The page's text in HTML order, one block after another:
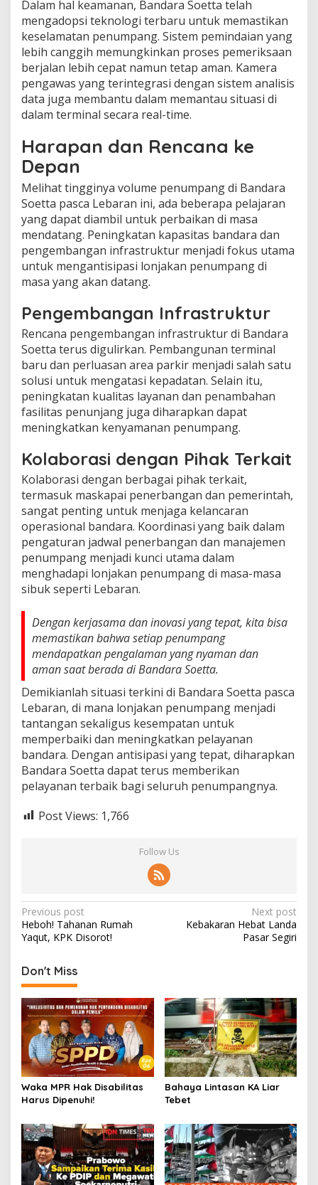
Dalam hal keamanan, Bandara Soetta telah
mengadopsi teknologi terbaru untuk memastikan
keselamatan penumpang. Sistem pemindaian yang
lebih canggih memungkinkan proses pemeriksaan
berjalan lebih cepat namun tetap aman. Kamera
pengawas yang terintegrasi dengan sistem analisis
data juga membantu dalam memantau situasi di
dalam terminal secara real-time.
Harapan dan Rencana ke
Depan
Melihat tingginya volume penumpang di Bandara
Soetta pasca Lebaran ini, ada beberapa pelajaran
yang dapat diambil untuk perbaikan di masa
mendatang. Peningkatan kapasitas bandara dan
pengembangan infrastruktur menjadi fokus utama
untuk mengantisipasi lonjakan penumpang di
masa yang akan datang.
Pengembangan Infrastruktur
Rencana pengembangan infrastruktur di Bandara
Soetta terus digulirkan. Pembangunan terminal
baru dan perluasan area parkir menjadi salah satu
solusi untuk mengatasi kepadatan. Selain itu,
peningkatan kualitas layanan dan penambahan
fasilitas penunjang juga diharapkan dapat
meningkatkan kenyamanan penumpang.
Kolaborasi dengan Pihak Terkait
Kolaborasi dengan berbagai pihak terkait,
termasuk maskapai penerbangan dan pemerintah,
sangat penting untuk menjaga kelancaran
operasional bandara. Koordinasi yang baik dalam
pengaturan jadwal penerbangan dan manajemen
penumpang menjadi kunci utama dalam
menghadapi lonjakan penumpang di masa-masa
sibuk seperti Lebaran.
Dengan kerjasama dan inovasi yang tepat, kita bisa
memastikan bahwa setiap penumpang
mendapatkan pengalaman yang nyaman dan
aman saat berada di Bandara Soetta.
Demikianlah situasi terkini di Bandara Soetta pasca
Lebaran, di mana lonjakan penumpang menjadi
tantangan sekaligus kesempatan untuk
memperbaiki dan meningkatkan pelayanan
bandara. Dengan antisipasi yang tepat, diharapkan
Bandara Soetta dapat terus memberikan
pelayanan terbaik bagi seluruh penumpangnya.
Post Views: 1,766
Follow Us
Post
navigation
Previous post
Heboh! Tahanan Rumah
Yaqut, KPK Disorot!
Next post
Kebakaran Hebat Landa
Pasar Segiri
Don't Miss
Waka MPR Hak Disabilitas
Harus Dipenuhi!
Bahaya Lintasan KA Liar
Tebet